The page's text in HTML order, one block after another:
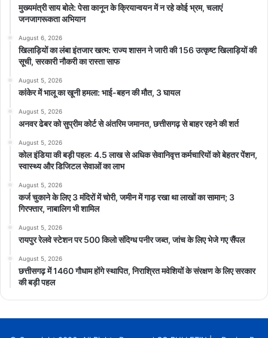
मुख्यमंत्री साय बोले: पेसा कानून के क्रियान्वयन में न रहे कोई भ्रम, चलाएं
जनजागरूकता अभियान
August 6, 2026
खिलाड़ियों का लंबा इंतजार खत्म: राज्य शासन ने जारी की 156 उत्कृष्ट खिलाड़ियों की
सूची, सरकारी नौकरी का रास्ता साफ
August 5, 2026
कांकेर में भालू का खूनी हमला: भाई-बहन की मौत, 3 घायल
August 5, 2026
अनवर ढेबर को सुप्रीम कोर्ट से अंतरिम जमानत, छत्तीसगढ़ से बाहर रहने की शर्त
August 5, 2026
कोल इंडिया की बड़ी पहल: 4.5 लाख से अधिक सेवानिवृत्त कर्मचारियों को बेहतर पेंशन,
स्वास्थ्य और डिजिटल सेवाओं का लाभ
August 5, 2026
कर्ज चुकाने के लिए 3 मंदिरों में चोरी, जमीन में गाड़ रखा था लाखों का सामान; 3
गिरफ्तार, नाबालिग भी शामिल
August 5, 2026
रायपुर रेलवे स्टेशन पर 500 किलो संदिग्ध पनीर जब्त, जांच के लिए भेजे गए सैंपल
August 5, 2026
छत्तीसगढ़ में 1460 गौधाम होंगे स्थापित, निराश्रित मवेशियों के संरक्षण के लिए सरकार
की बड़ी पहल